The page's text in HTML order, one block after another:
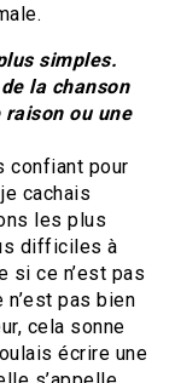
simples.
la chanson
raison ou une
confiant pour
cachais
les plus
difficiles à
si ce n’est pas
pas bien
cela sonne
écrire une